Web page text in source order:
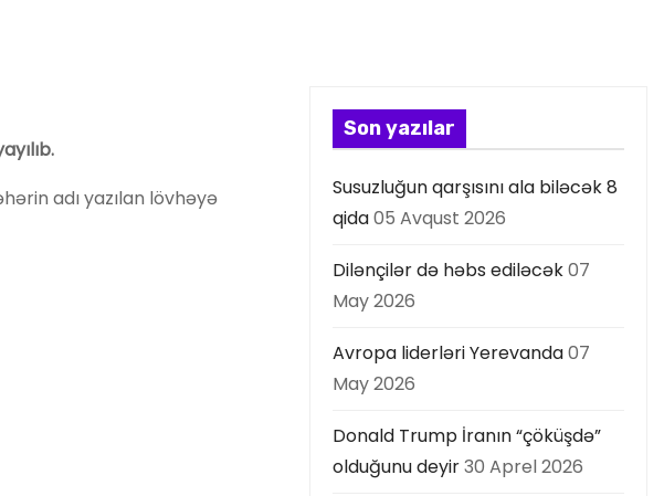
adı yazılan lövhəyə
Son yazılar
Susuzluğun qarşısını ala biləcək 8
qida05 Avqust 2026
Dilənçilər də həbs ediləcək07
May 2026
Avropa liderləri Yerevanda07
May 2026
Donald Trump İranın “çöküşdə”
olduğunu deyir30 Aprel 2026